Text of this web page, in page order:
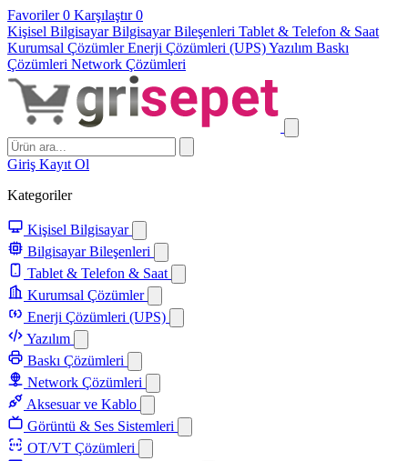
Favoriler0 Karşılaştır0
Kişisel BilgisayarBilgisayar Bileşenleri Tablet & Telefon & Saat
Kurumsal ÇözümlerEnerji Çözümleri (UPS)Yazılım Baskı
Çözümleri Network Çözümleri
Giriş Kayıt Ol
Kategoriler
Kişisel Bilgisayar
Bilgisayar Bileşenleri
Tablet & Telefon & Saat
Kurumsal Çözümler
Enerji Çözümleri (UPS)
Yazılım
Baskı Çözümleri
Network Çözümleri
Aksesuar ve Kablo
Görüntü & Ses Sistemleri
OT/VT Çözümleri